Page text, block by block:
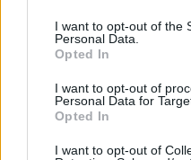
I want to opt-out of the
Personal Data.
Opted In
I want to opt-out of
Personal Data for
Opted In
I want to opt-out of
Από τις 28 Αυγούστου η
Κάρτας Αγρότη μέσω
06/08/2026 - 16:51
Eurobank: Εξελίξεις και
πετρελαίου και φυσικού